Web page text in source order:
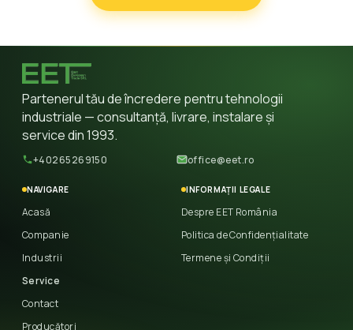
Partenerul tău de încredere pentru tehnologii
industriale — consultanță, livrare, instalare și
service din 1993.
+40265269150 office@eet.ro
NAVIGARE
Acasă
Companie
Industrii
Service
Contact
Producători
INFORMAȚII LEGALE
Despre EET România
Politica de Confidențialitate
Termene și Condiții